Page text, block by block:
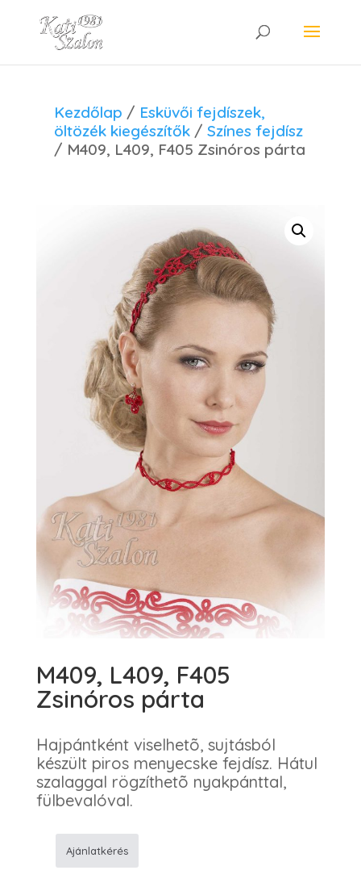
Kezdőlap / Esküvői fejdíszek,
öltözék kiegészítők /Színes fejdísz
/ M409, L409, F405 Zsinóros párta
M409, L409, F405
Zsinóros párta
Hajpántként viselhetõ, sujtásból
készült piros menyecske fejdísz. Hátul
szalaggal rögzíthetõ nyakpánttal,
fülbevalóval.
M409,
Ajánlatkérés